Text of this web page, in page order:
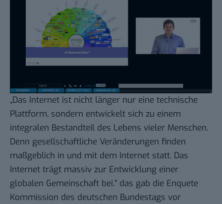
„Das Internet ist nicht länger nur eine technische
Plattform, sondern entwickelt sich zu einem
integralen Bestandteil des Lebens vieler Menschen.
Denn gesellschaftliche Veränderungen finden
maßgeblich in und mit dem Internet statt. Das
Internet trägt massiv zur Entwicklung einer
globalen Gemeinschaft bei.“ das gab die Enquete
Kommission des deutschen Bundestags vor